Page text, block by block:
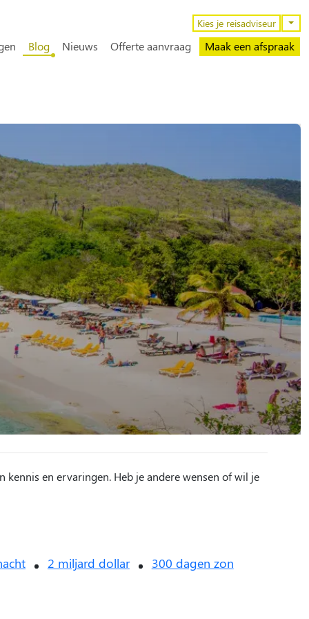
Kies je reisadviseur
Blog Nieuws Offerte aanvraag Maak een afspraak
kennis en ervaringen. Heb je andere wensen of wil je
2 miljard dollar 300 dagen zon